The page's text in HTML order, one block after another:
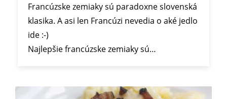
Francúzske zemiaky sú paradoxne slovenská
klasika. A asi len Francúzi nevedia o aké jedlo
ide :-)
Najlepšie francúzske zemiaky sú…